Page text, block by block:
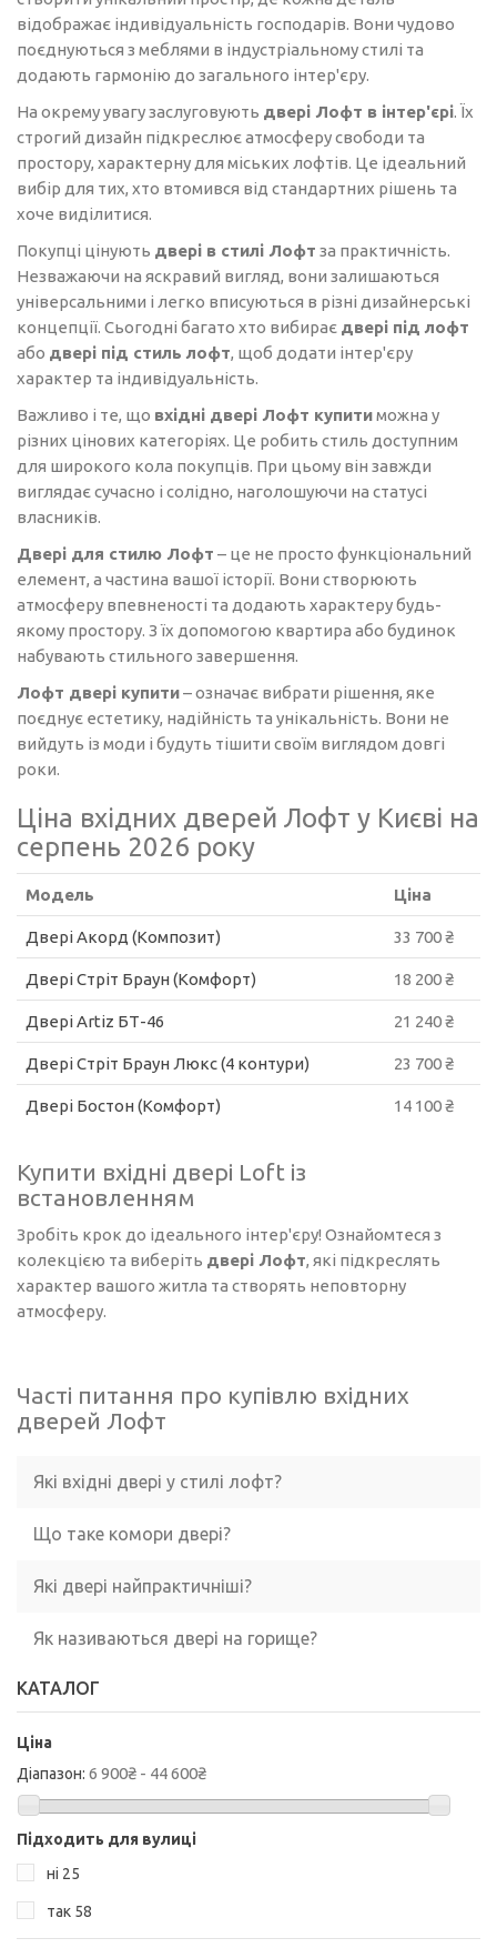
відображає індивідуальність господарів. Вони чудово
поєднуються з меблями в індустріальному стилі та
додають гармонію до загального інтер'єру.
На окрему увагу заслуговують двері Лофт в інтер'єрі. Їх
строгий дизайн підкреслює атмосферу свободи та
простору, характерну для міських лофтів. Це ідеальний
вибір для тих, хто втомився від стандартних рішень та
хоче виділитися.
Покупці цінують двері в стилі Лофт за практичність.
Незважаючи на яскравий вигляд, вони залишаються
універсальними і легко вписуються в різні дизайнерські
концепції. Сьогодні багато хто вибирає двері під лофт
або двері під стиль лофт, щоб додати інтер'єру
характер та індивідуальність.
Важливо і те, що вхідні двері Лофт купитиможна у
різних цінових категоріях. Це робить стиль доступним
для широкого кола покупців. При цьому він завжди
виглядає сучасно і солідно, наголошуючи на статусі
власників.
Двері для стилю Лофт – це не просто функціональний
елемент, а частина вашої історії. Вони створюють
атмосферу впевненості та додають характеру будь-
якому простору. З їх допомогою квартира або будинок
набувають стильного завершення.
Лофт двері купити– означає вибрати рішення, яке
поєднує естетику, надійність та унікальність. Вони не
вийдуть із моди і будуть тішити своїм виглядом довгі
роки.
Ціна вхідних дверей Лофт у Києві на
серпень 2026 року
Модель Ціна
Двері Акорд (Композит) 33 700 ₴
Двері Стріт Браун (Комфорт) 18 200 ₴
Двері Artiz БТ-46 21 240 ₴
Двері Стріт Браун Люкс (4 контури) 23 700 ₴
Двері Бостон (Комфорт) 14 100 ₴
Купити вхідні двері Loft із
встановленням
Зробіть крок до ідеального інтер'єру! Ознайомтеся з
колекцією та виберіть двері Лофт, які підкреслять
характер вашого житла та створять неповторну
атмосферу.
Часті питання про купівлю вхідних
дверей Лофт
Які вхідні двері у стилі лофт?
Що таке комори двері?
Які двері найпрактичніші?
Як називаються двері на горище?
КАТАЛОГ
Ціна
Діапазон: 6 900₴ - 44 600₴
Підходить для вулиці
ні 25
так 58